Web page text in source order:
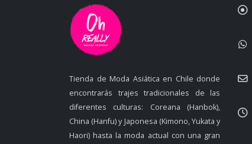
Tienda de Moda Asiática en Chile donde
encontrarás trajes tradicionales de las
diferentes culturas: Coreana (Hanbok),
China (Hanfu) y Japonesa (Kimono, Yukata y
Haori) hasta la moda actual con una gran